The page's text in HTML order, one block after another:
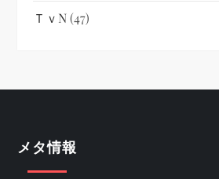
ＴｖN(47)
メタ情報